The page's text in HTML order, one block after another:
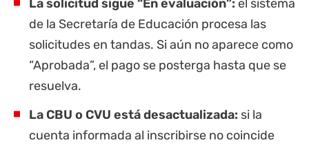
La solicitud sigue “En evaluación”: el sistema
de la Secretaría de Educación procesa las
solicitudes en tandas. Si aún no aparece como
“Aprobada”, el pago se posterga hasta que se
resuelva.
La CBU o CVU está desactualizada: si la
cuenta informada al inscribirse no coincide